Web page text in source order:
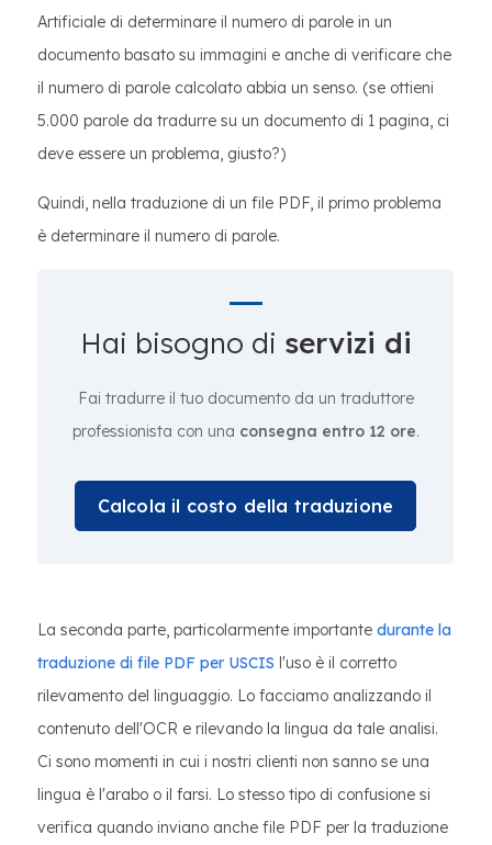
Artificiale di determinare il numero di parole in un
documento basato su immagini e anche di verificare che
il numero di parole calcolato abbia un senso. (se ottieni
5.000 parole da tradurre su un documento di 1 pagina, ci
deve essere un problema, giusto?)
Quindi, nella traduzione di un file PDF, il primo problema
è determinare il numero di parole.
Hai bisogno di servizi di
Fai tradurre il tuo documento da un traduttore
professionista con una consegna entro 12 ore.
Calcola il costo della traduzione
La seconda parte, particolarmente importante durante la
traduzione di file PDF per USCIS l'uso è il corretto
rilevamento del linguaggio. Lo facciamo analizzando il
contenuto dell'OCR e rilevando la lingua da tale analisi.
Ci sono momenti in cui i nostri clienti non sanno se una
lingua è l'arabo o il farsi. Lo stesso tipo di confusione si
verifica quando inviano anche file PDF per la traduzione